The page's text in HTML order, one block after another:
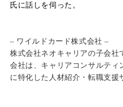
氏に話しを伺った。
– ワイルドカード株式会社 –
株式会社ネオキャリアの子会社
会社は、キャリアコンサルティ
に特化した人材紹介・転職支援